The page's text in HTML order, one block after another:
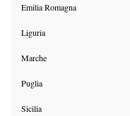
Emilia Romagna
Liguria
Marche
Puglia
Sicilia